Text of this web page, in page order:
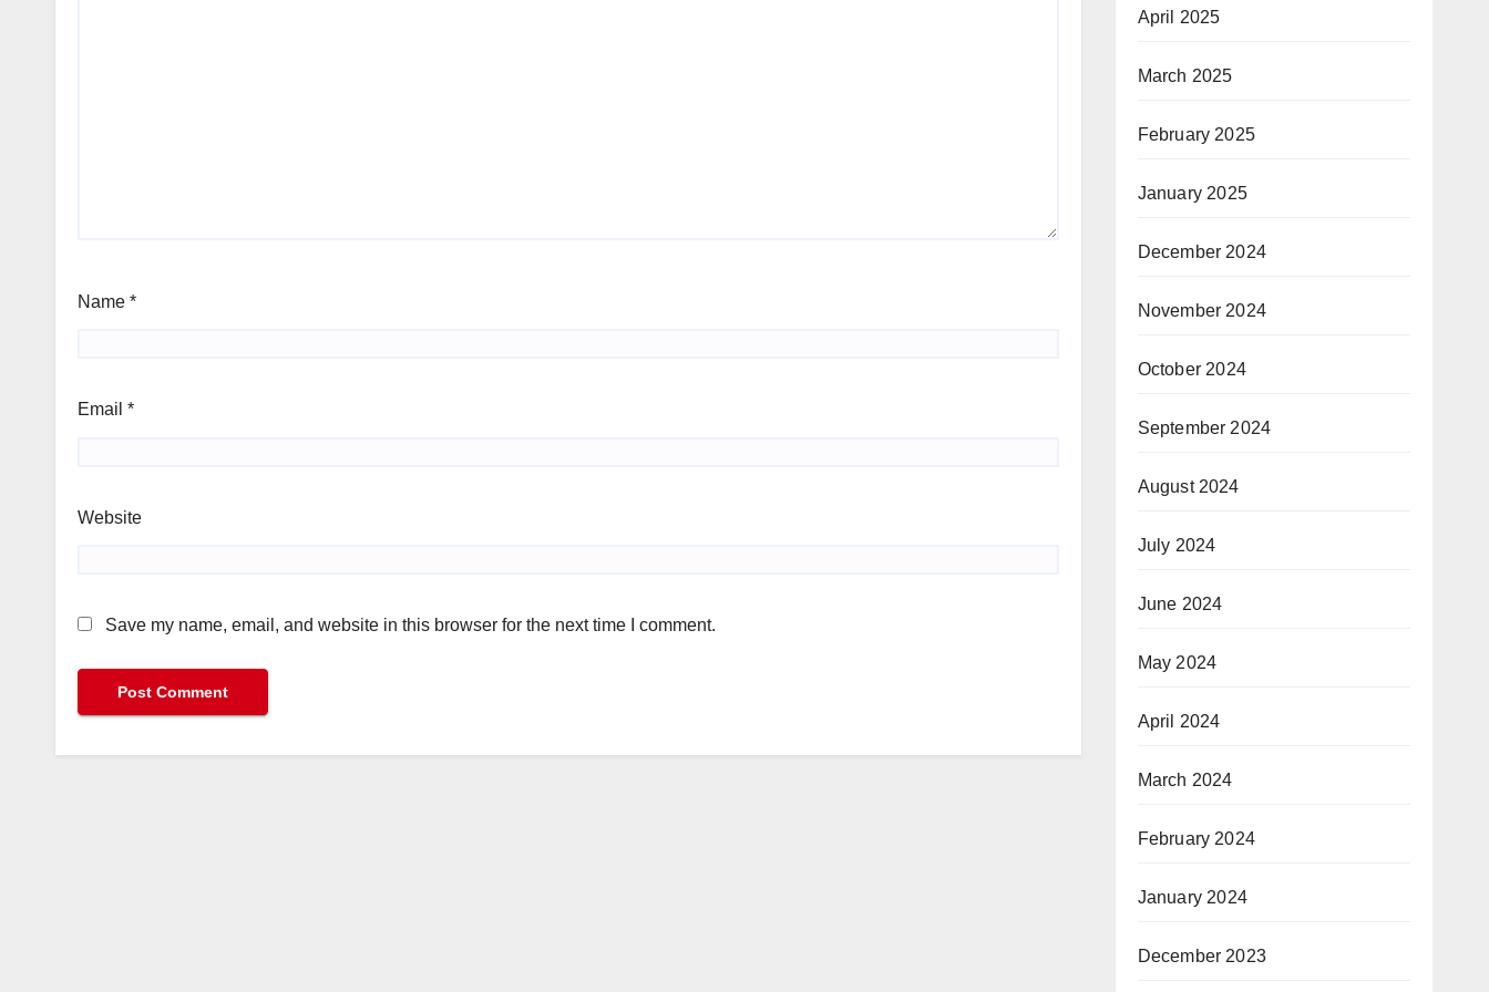
Name *
Email *
Website
Save my name, email, and website in this browser for the next time I comment.
April 2025
March 2025
February 2025
January 2025
December 2024
November 2024
October 2024
September 2024
August 2024
July 2024
June 2024
May 2024
April 2024
March 2024
February 2024
January 2024
December 2023